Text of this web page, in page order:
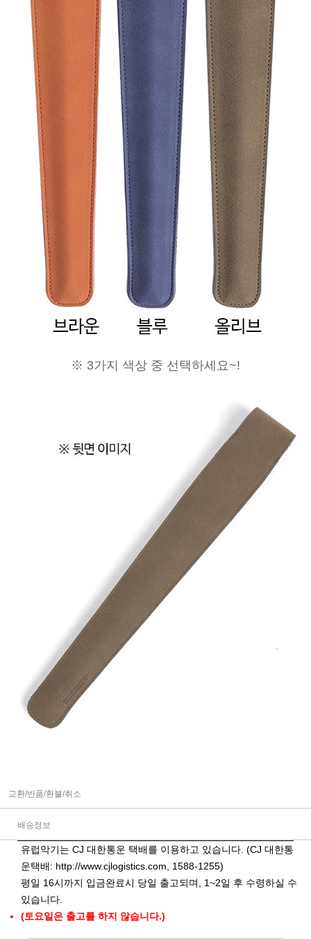
※ 3가지 색상 중 선택하세요~!
교환/반품/환불/취소
배송정보
유럽악기는 CJ 대한통운 택배를 이용하고 있습니다. (CJ 대한통
운택배: http://www.cjlogistics.com , 1588-1255)
평일 16시까지 입금완료시 당일 출고되며, 1~2일 후 수령하실 수
있습니다.
(토요일은 출고를 하지 않습니다.)